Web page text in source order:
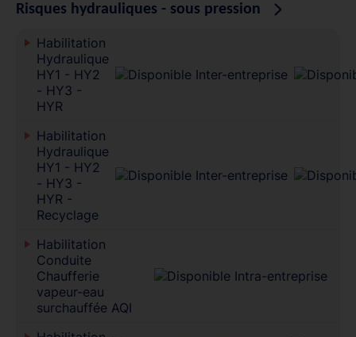
Risques hydrauliques - sous pression
Habilitation
Hydraulique
HY1 - HY2
- HY3 -
HYR
Habilitation
Hydraulique
HY1 - HY2
- HY3 -
HYR -
Recyclage
Habilitation
Conduite
Chaufferie
vapeur-eau
surchauffée AQI